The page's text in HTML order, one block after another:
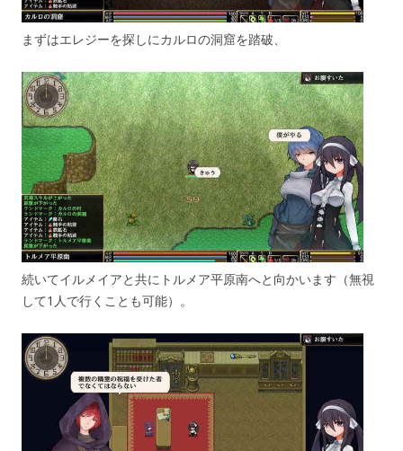
まずはエレジーを探しにカルロの洞窟を踏破、
続いてイルメイアと共にトルメア平原南へと向かいます（無視
して1人で行くことも可能）。